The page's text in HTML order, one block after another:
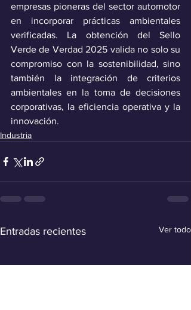
empresas pioneras del sector automotor
en incorporar prácticas ambientales
verificadas. La obtención del Sello
Verde de Verdad 2025 valida no solo su
compromiso con la sostenibilidad, sino
también la integración de criterios
ambientales en la toma de decisiones
corporativas, la eficiencia operativa y la
innovación.
Industria
Entradas recientes Ver todo